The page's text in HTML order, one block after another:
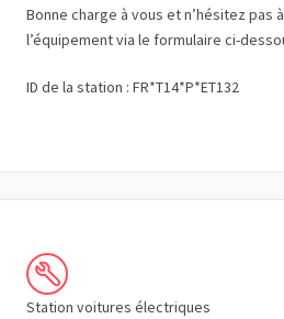
Bonne charge à vous et n’hésitez pas
l’équipement via le formulaire ci-
ID de la station : FR*T14*P*ET132
Station voitures électriques